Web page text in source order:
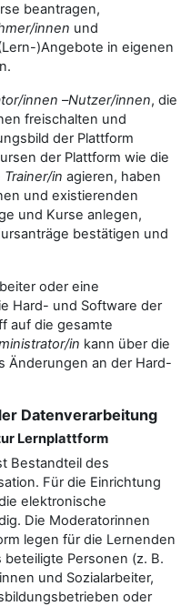
beantragen,
innen und
)Angebote in eigenen
innen –Nutzer/innen, die
freischalten und
der Plattform
der Plattform wie die
Trainer/in agieren, haben
und existierenden
und Kurse anlegen,
bestätigen und
oder eine
Hard- und Software der
auf die gesamte
in kann über die
Änderungen an der Hard-
Datenverarbeitung
Lernplattform
Bestandteil des
Für die Einrichtung
elektronische
Die Moderatorinnen
legen für die Lernenden
Personen (z. B.
und Sozialarbeiter,
oder